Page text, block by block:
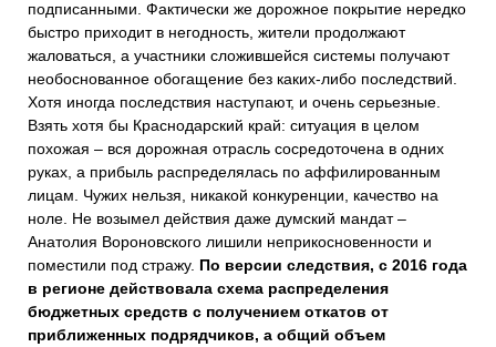
подписанными. Фактически же дорожное покрытие нередко
быстро приходит в негодность, жители продолжают
жаловаться, а участники сложившейся системы получают
необоснованное обогащение без каких-либо последствий.
Хотя иногда последствия наступают, и очень серьезные.
Взять хотя бы Краснодарский край: ситуация в целом
похожая – вся дорожная отрасль сосредоточена в одних
руках, а прибыль распределялась по аффилированным
лицам. Чужих нельзя, никакой конкуренции, качество на
ноле. Не возымел действия даже думский мандат –
Анатолия Вороновского лишили неприкосновенности и
поместили под стражу. По версии следствия, с 2016 года
в регионе действовала схема распределения
бюджетных средств с получением откатов от
приближенных подрядчиков, а общий объем